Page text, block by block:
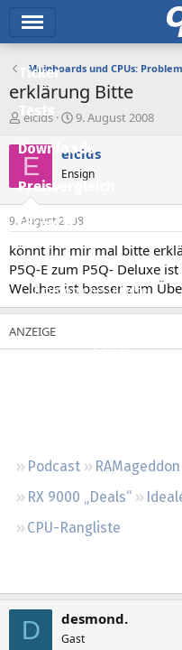
Ticker
Tests
Downloads
Preisvergleich
Forum
Aktuelles
Empfohlene Inhalte
Neueste Aktivitäten
Podcast RAMageddon
RX 9000 „Deals“
CPU-Rangliste
Mainboards und CPUs:
erklärung Bitte
E
s
e
l
e
r
elcids
E
s
e
l
t
a
m
9. August 2008
E elcids
Ensign
9. August 2008
könnt ihr mir mal bitte
P5Q-E zum P5Q- Deluxe ist
Welches ist besser zum
D desmond.
Gast